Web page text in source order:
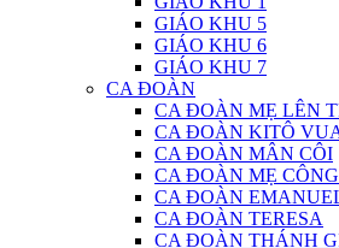
GIÁO KHU 5
GIÁO KHU 6
GIÁO KHU 7
CA ĐOÀN
CA ĐOÀN MẸ LÊN
CA ĐOÀN KITÔ
CA ĐOÀN MÂN CÔI
CA ĐOÀN MẸ
CA ĐOÀN
CA ĐOÀN TERESA
CA ĐOÀN THÁNH